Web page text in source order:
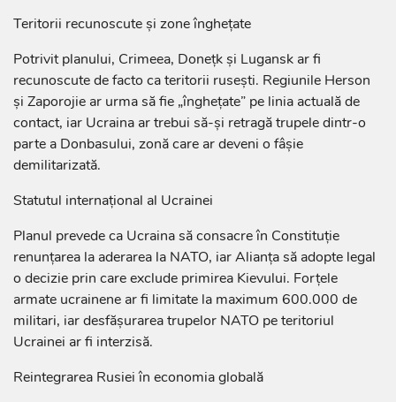
Teritorii recunoscute și zone înghețate
Potrivit planului, Crimeea, Donețk și Lugansk ar fi
recunoscute de facto ca teritorii rusești. Regiunile Herson
și Zaporojie ar urma să fie „înghețate” pe linia actuală de
contact, iar Ucraina ar trebui să-și retragă trupele dintr-o
parte a Donbasului, zonă care ar deveni o fâșie
demilitarizată.
Statutul internațional al Ucrainei
Planul prevede ca Ucraina să consacre în Constituție
renunțarea la aderarea la NATO, iar Alianța să adopte legal
o decizie prin care exclude primirea Kievului. Forțele
armate ucrainene ar fi limitate la maximum 600.000 de
militari, iar desfășurarea trupelor NATO pe teritoriul
Ucrainei ar fi interzisă.
Reintegrarea Rusiei în economia globală